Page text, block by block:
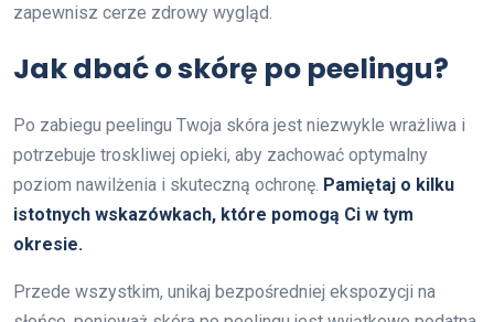
zapewnisz cerze zdrowy wygląd.
Jak dbać o skórę po peelingu?
Po zabiegu peelingu Twoja skóra jest niezwykle wrażliwa i
potrzebuje troskliwej opieki, aby zachować optymalny
poziom nawilżenia i skuteczną ochronę. Pamiętaj o kilku
istotnych wskazówkach, które pomogą Ci w tym
okresie.
Przede wszystkim, unikaj bezpośredniej ekspozycji na